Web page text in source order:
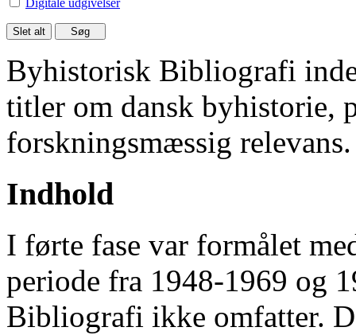
Byhistorisk Bibliografi
titler om dansk byhistorie,
forskningsmæssig relevans.
Indhold
I førte fase var formålet
periode fra 1948-1969 og
Bibliografi ikke omfatter.